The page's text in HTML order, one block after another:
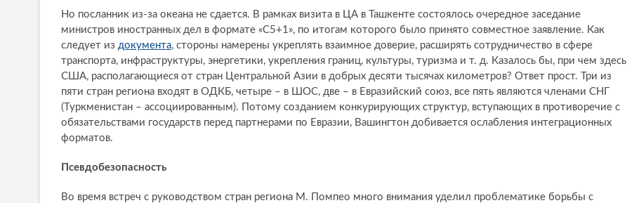
Но посланник из-за океана не сдается. В рамках визита в ЦА в Ташкенте состоялось очередное заседание
министров иностранных дел в формате «С5+1», по итогам которого было принято совместное заявление. Как
следует из документа, стороны намерены укреплять взаимное доверие, расширять сотрудничество в сфере
транспорта, инфраструктуры, энергетики, укрепления границ, культуры, туризма и т. д. Казалось бы, при чем здесь
США, располагающиеся от стран Центральной Азии в добрых десяти тысячах километров? Ответ прост. Три из
пяти стран региона входят в ОДКБ, четыре – в ШОС, две – в Евразийский союз, все пять являются членами СНГ
(Туркменистан – ассоциированным). Потому созданием конкурирующих структур, вступающих в противоречие с
обязательствами государств перед партнерами по Евразии, Вашингтон добивается ослабления интеграционных
форматов.
Псевдобезопасность
Во время встреч с руководством стран региона М. Помпео много внимания уделил проблематике борьбы с